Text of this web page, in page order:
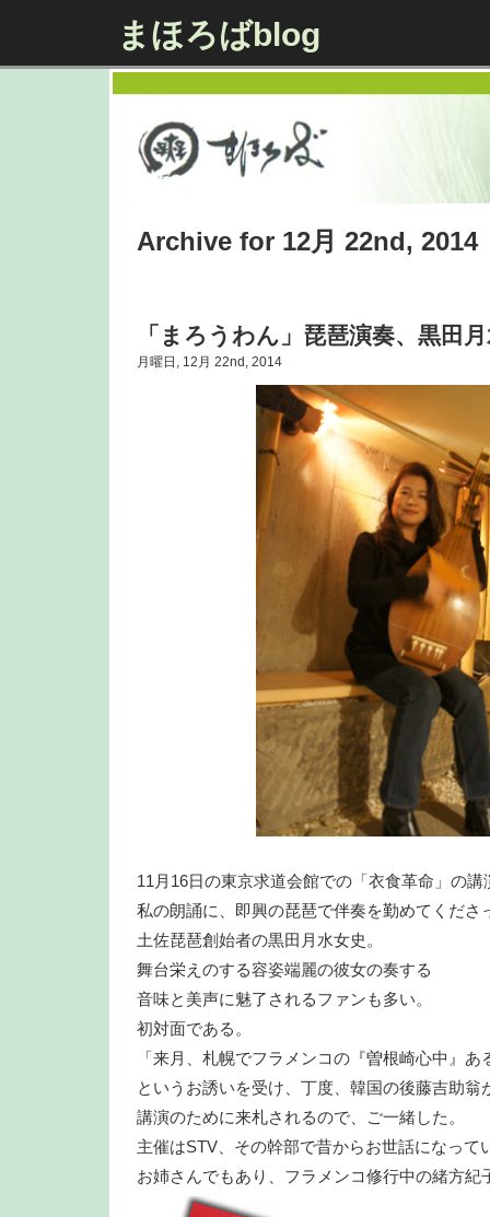
まほろばblog
Archive for 12月 22nd, 2014
「まろうわん」琵琶演奏、黒田
月曜日, 12月 22nd, 2014
11月16日の東京求道会館での「衣食革命」の講
私の朗誦に、即興の琵琶で伴奏を勤めてくださ
土佐琵琶創始者の黒田月水女史。
舞台栄えのする容姿端麗の彼女の奏する
音味と美声に魅了されるファンも多い。
初対面である。
「来月、札幌でフラメンコの『曽根崎心中』あ
というお誘いを受け、丁度、韓国の後藤吉助翁
講演のために来札されるので、ご一緒した。
主催はSTV、その幹部で昔からお世話になって
お姉さんでもあり、フラメンコ修行中の緒方紀